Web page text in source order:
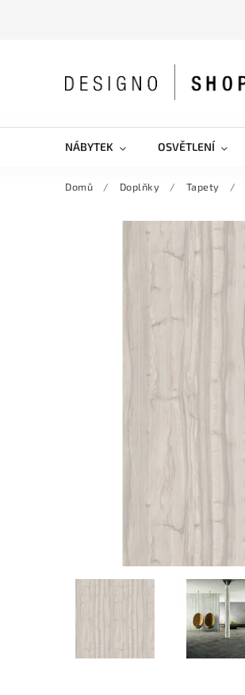
NÁBYTEK OSVĚTLENÍ
Domů / Doplňky / Tapety /